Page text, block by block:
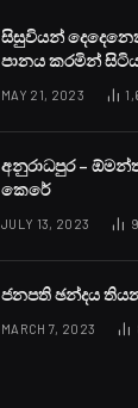
සිසුවියන්
පානය කරමින්
MAY 21, 2023
අනුරාධපුර –
කෙරේ
JULY 13, 2023
ජනපති ඡන්දය
MARCH 7, 2023